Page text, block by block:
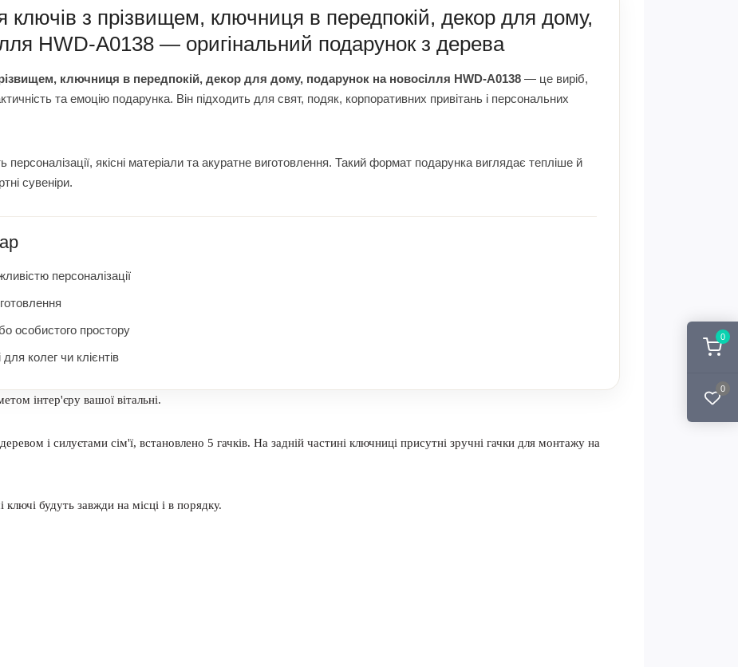
0
0
з прізвищем, ключниця в передпокій, декор для дому,
HWD-A0138 — оригінальний подарунок з дерева
ключниця в передпокій, декор для дому, подарунок на новосілля HWD-A0138 — це виріб,
та емоцію подарунка. Він підходить для свят, подяк, корпоративних привітань і персональних
якісні матеріали та акуратне виготовлення. Такий формат подарунка виглядає тепліше й
сувеніри.
персоналізації
особистого простору
колег чи клієнтів
інтер'єру вашої вітальні.
і силуєтами сім'ї, встановлено 5 гачків. На задній частині ключниці присутні зручні гачки для монтажу на
будуть завжди на місці і в порядку.